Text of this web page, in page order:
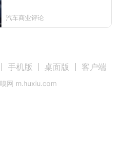
汽车商业评论
手机版 桌面版 客户端
网 m.huxiu.com